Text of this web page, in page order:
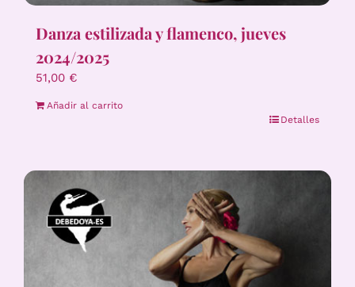
Danza estilizada y flamenco, jueves
2024/2025
51,00 €
Añadir al carrito
Detalles